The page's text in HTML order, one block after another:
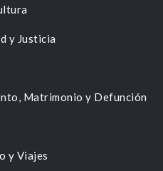
y Justicia
Matrimonio y Defunción
y Viajes